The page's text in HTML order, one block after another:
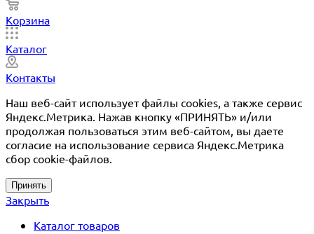
Корзина
Каталог
Контакты
Наш веб-сайт использует файлы cookies, а также сервис
Яндекс.Метрика. Нажав кнопку «ПРИНЯТЬ» и/или
продолжая пользоваться этим веб-сайтом, вы даете
согласие на использование сервиса Яндекс.Метрика
сбор cookie-файлов.
Принять
Закрыть
Каталог товаров